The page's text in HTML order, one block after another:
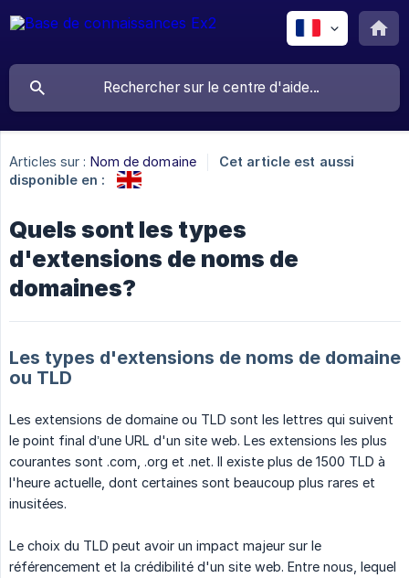
Articles sur : Nom de domaine
Cet article est aussi
disponible en :
Quels sont les types
d'extensions de noms de
domaines?
Les types d'extensions de noms de domaine
ou TLD
Les extensions de domaine ou TLD sont les lettres qui suivent
le point final d’une URL d'un site web. Les extensions les plus
courantes sont .com, .org et .net. Il existe plus de 1500 TLD à
l'heure actuelle, dont certaines sont beaucoup plus rares et
inusitées.
Le choix du TLD peut avoir un impact majeur sur le
référencement et la crédibilité d'un site web. Entre nous, lequel